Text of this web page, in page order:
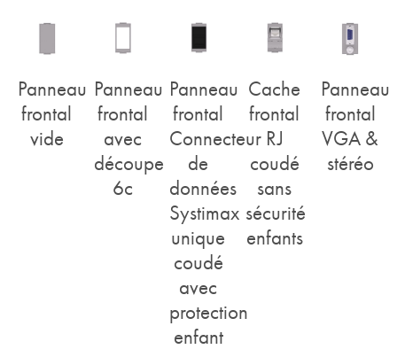
Panneau
frontal
vide
Panneau
frontal
avec
découpe
6c
Panneau
frontal
Connecteur
de
données
Systimax
unique
coudé
avec
protection
enfant
Cache
frontal
RJ
coudé
sans
sécurité
enfants
Panneau
frontal
VGA &
stéréo